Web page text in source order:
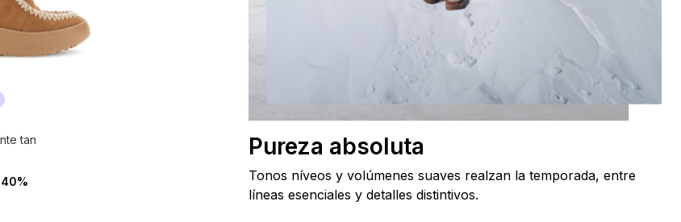
tan Pureza absoluta
Tonos níveos y volúmenes suaves realzan la temporada, entre
líneas esenciales y detalles distintivos.